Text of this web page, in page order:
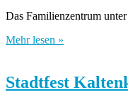
Das Familienzentrum
Mehr lesen »
Stadtfest